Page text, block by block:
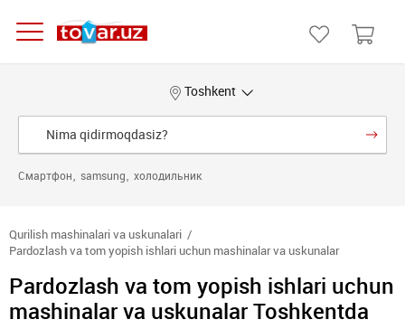
Toshkent
Смартфон samsung холодильник
Qurilish mashinalari va uskunalari
Pardozlash va tom yopish ishlari uchun mashinalar va uskunalar
Pardozlash va tom yopish ishlari uchun
mashinalar va uskunalar Toshkentda